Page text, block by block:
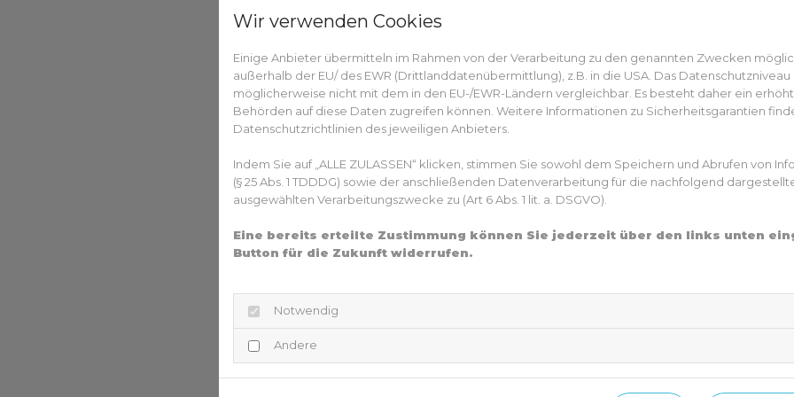
Muttermale und Sonnenlicht gelten als
Menschen mit vielen, großen oder auffälligen
erhöhtes Risiko an Hautkrebs zu erkranken.
beruflich viel Sonne ausgesetzt sind. Gerade
besonders zu schützen. Auch der regelmäßige
eine riesige Belastung für den Körper.
Welche Symptome können
auftreten?
Neben der Vorbeugung durch möglichst
lange Kleidung ist im Kampf gegen den Krebs
Schwarzer Hautkrebs lässt sich vor allem
: Gesunde Muttermale sind
Begrenzung: Ein Muttermal sollte einen
unscharfe oder gezackte Ränder können
Wir verwenden Cookies
Einige Anbieter übermitteln im Rahmen von der Verarbeitung zu den genannten Zwecken
außerhalb der EU/ des EWR (Drittlanddatenübermittlung), z.B. in die USA. Das Datenschutzniveau
möglicherweise nicht mit dem in den EU-/EWR-Ländern vergleichbar. Es besteht daher ein
Behörden auf diese Daten zugreifen können. Weitere Informationen zu Sicherheitsgarantien
Datenschutzrichtlinien des jeweiligen Anbieters.
Indem Sie auf „ALLE ZULASSEN“ klicken, stimmen Sie sowohl dem Speichern und Abrufen von
(§ 25 Abs. 1 TDDDG) sowie der anschließenden Datenverarbeitung für die nachfolgend
ausgewählten Verarbeitungszwecke zu (Art 6 Abs. 1 lit. a. DSGVO).
Eine bereits erteilte Zustimmung können Sie jederzeit über den links unten
Button für die Zukunft widerrufen.
Notwendig
Andere